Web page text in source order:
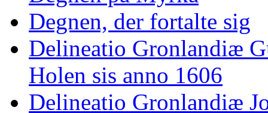
Degnen, der fortalte sig
Delineatio Gronlandiæ
Holen sis anno 1606
Delineatio Gronlandiæ